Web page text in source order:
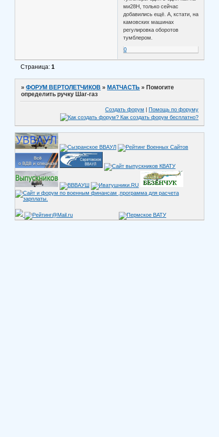
ми28Н, только сейчас
добавились ещё. А, кстати, на
камовских машинах
регулировка оборотов
тумблером.
0
Страница:1
»ФОРУМ ВЕРТОЛЕТЧИКОВ »МАТЧАСТЬ »Помогите
определить ручку Шаг-газ
Создать форум Помощь по форуму